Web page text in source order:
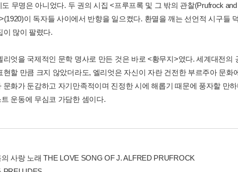
도 무명은 아니었다. 두 권의 시집 <프루프록 및 그 밖의 관찰(Prufrock
이 독자들 사이에서 반향을 일으켰다. 환멸을 깨는 선언적 시구들
이 많이 팔렸다.
리엇을 국제적인 문학 명사로 만든 것은 바로 <황무지>였다. 세계대전의
현할 만큼 크지 않았더라도, 엘리엇은 자신이 자란 건전한 부르주아 문화
문화가 둔감하고 자기만족적이며 진정한 시에 해롭기 때문에 풍자할 만
운동에 무심코 가담한 셈이다.
사랑 노래 THE LOVE SONG OF J. ALFRED PRUFROCK